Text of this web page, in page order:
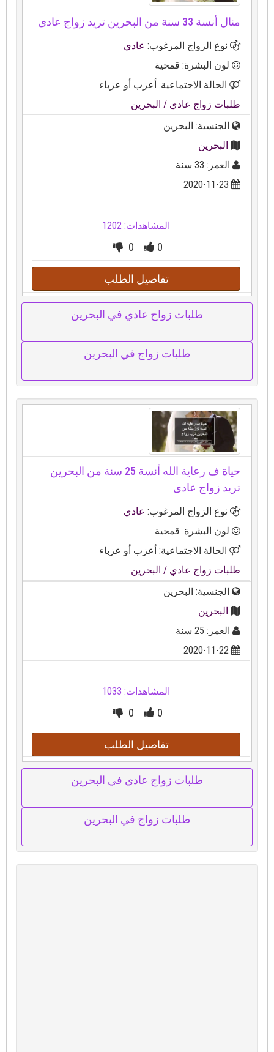
منال أنسة 33 سنة من البحرين تريد زواج عادى
نوع الزواج المرغوب:عادي
لون البشرة: قمحية
الحالة الاجتماعية: أعزب أو عزباء
طلبات زواج عادي/ البحرين
الجنسية: البحرين
البحرين
العمر: 33 سنة
2020-11-23
المشاهدات: 1202
0
0
تفاصيل الطلب
طلبات زواج عادي في البحرين
طلبات زواج في البحرين
حياة ف رعاية الله أنسة 25 سنة من البحرين
تريد زواج عادى
نوع الزواج المرغوب:عادي
لون البشرة: قمحية
الحالة الاجتماعية: أعزب أو عزباء
طلبات زواج عادي/ البحرين
الجنسية: البحرين
البحرين
العمر: 25 سنة
2020-11-22
المشاهدات: 1033
0
0
تفاصيل الطلب
طلبات زواج عادي في البحرين
طلبات زواج في البحرين